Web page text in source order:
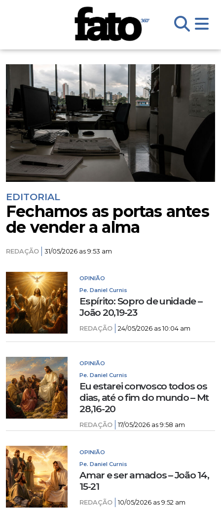
EDITORIAL
Fechamos as portas antes
de vender a alma
REDAÇÃO 31/05/2026 as 9:53 am
OPINIÃO
Pe. Daniel Curnis
Espírito: Sopro de unidade –
João 20,19-23
REDAÇÃO 24/05/2026 as 10:04 am
OPINIÃO
Pe. Daniel Curnis
Eu estarei convosco todos os
dias, até o fim do mundo – Mt
28,16-20
REDAÇÃO 17/05/2026 as 9:58 am
OPINIÃO
Pe. Daniel Curnis
Amar e ser amados – João 14,
15-21
REDAÇÃO 10/05/2026 as 9:52 am